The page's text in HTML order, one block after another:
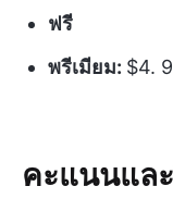
ฟรี
พรีเมียม: $4.
คะแนนแล